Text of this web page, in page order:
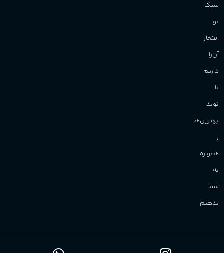
سبک
نو!
افتخار
آن‌را
داریم
تا
نوید
بهترین‌ها
را
همواره
به
شما
بدهیم